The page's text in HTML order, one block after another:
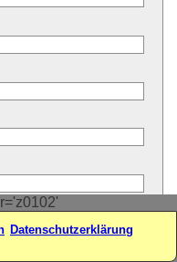
Datenschutzerklärung